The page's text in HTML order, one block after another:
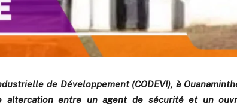
de Développement (CODEVI), à
altercation entre un agent de sécurité et un